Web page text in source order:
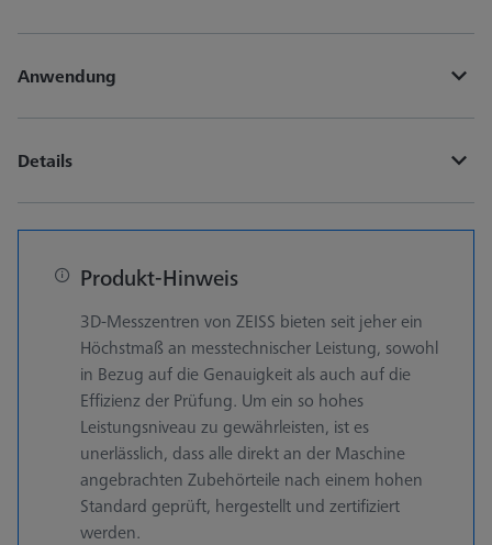
Anwendung
Details
Produkt-Hinweis
3D-Messzentren von ZEISS bieten seit jeher ein
Höchstmaß an messtechnischer Leistung, sowohl
in Bezug auf die Genauigkeit als auch auf die
Effizienz der Prüfung. Um ein so hohes
Leistungsniveau zu gewährleisten, ist es
unerlässlich, dass alle direkt an der Maschine
angebrachten Zubehörteile nach einem hohen
Standard geprüft, hergestellt und zertifiziert
werden.